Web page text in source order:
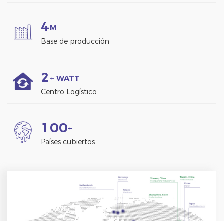
4M
Base de producción
2 + WATT
Centro Logístico
1 00+
Países cubiertos